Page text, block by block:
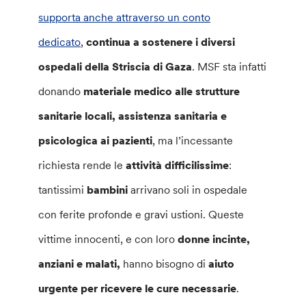
supporta anche attraverso un conto
dedicato,continua a sostenere i diversi
ospedali della Striscia di Gaza. MSF sta infatti
donando materiale medico alle strutture
sanitarie locali, assistenza sanitaria e
psicologica ai pazienti, ma l’incessante
richiesta rende leattività difficilissime:
tantissimi bambini arrivano soli in ospedale
con ferite profonde e gravi ustioni. Queste
vittime innocenti, e con lorodonne incinte,
anziani e malati, hanno bisogno diaiuto
urgente per ricevere le cure necessarie.